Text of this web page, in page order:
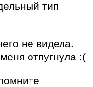
тип
не видела.
отпугнула :(